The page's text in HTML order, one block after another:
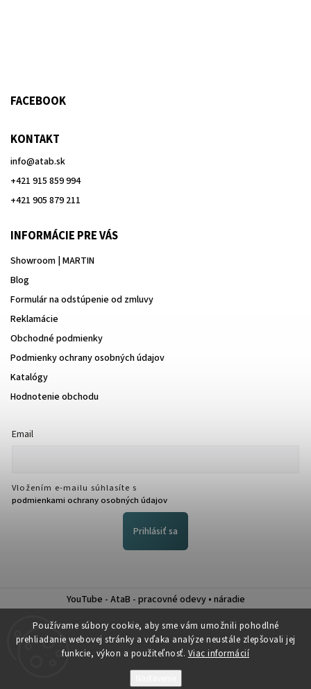
Používame súbory cookie, aby sme vám umožnili pohodlné
prehliadanie webovej stránky a vďaka analýze neustále zlepšovali jej
funkcie, výkon a použiteľnosť. Viac informácií
FACEBOOK
KONTAKT
info@atab.sk
+421 915 859 994
+421 905 879 211
INFORMÁCIE PRE VÁS
Showroom | MARTIN
Blog
Formulár na odstúpenie od zmluvy
Reklamácie
Obchodné podmienky
Podmienky ochrany osobných údajov
Katalógy
Hodnotenie obchodu
Email
Vložením e-mailu súhlasíte s
podmienkami ochrany osobných údajov
Prihlásiť sa
YouTube - AtaB - pracovné odevy • náradie
Nákup na splátky QUATRO